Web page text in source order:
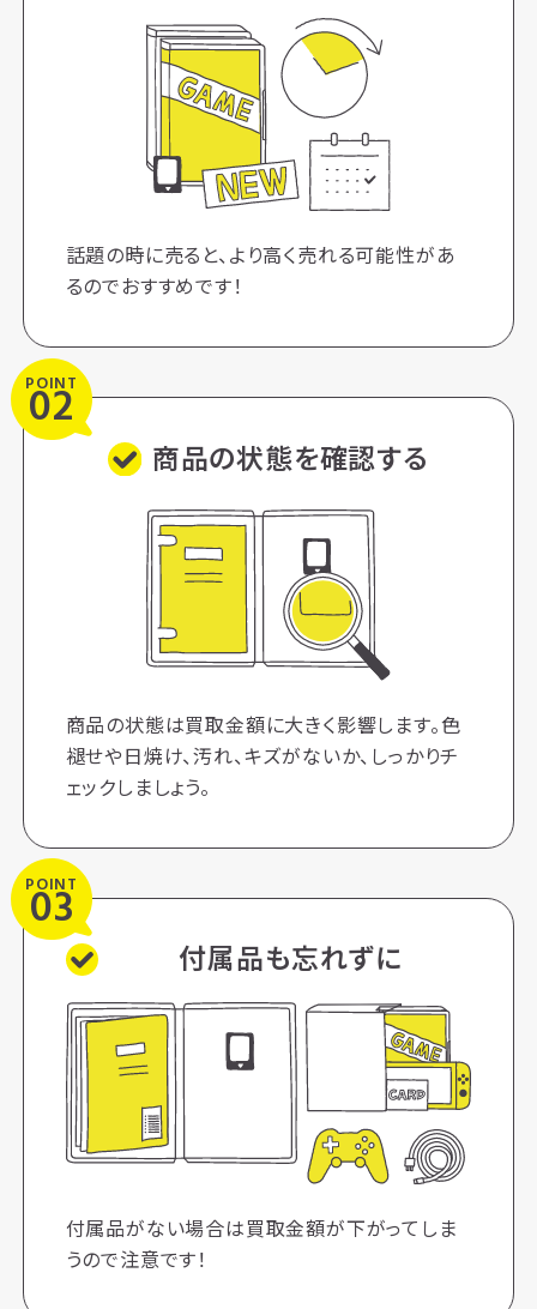
話題の時に売ると、より高く売れる可能性があ
るのでおすすめです！
POINT
02
商品の状態を確認する
商品の状態は買取金額に大きく影響します。色
褪せや日焼け、汚れ、キズがないか、しっかりチ
ェックしましょう。
POINT
03
付属品も忘れずに
付属品がない場合は買取⾦額が下がってしま
うので注意です！